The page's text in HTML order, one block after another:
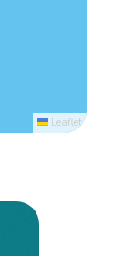
Leaflet